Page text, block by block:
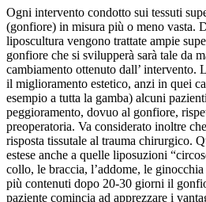
Ogni intervento condotto sui tessuti
(gonfiore) in misura più o meno vasta.
liposcultura vengono trattate ampie
gonfiore che si svilupperà sarà tale da
cambiamento ottenuto dall’ intervento.
il miglioramento estetico, anzi in quei
esempio a tutta la gamba) alcuni
peggioramento, dovuo al gonfiore,
preoperatoria. Va considerato inoltre
risposta tissutale al trauma chirurgico.
estese anche a quelle liposuzioni
collo, le braccia, l’addome, le
più contenuti dopo 20-30 giorni il
paziente comincia ad apprezzare i